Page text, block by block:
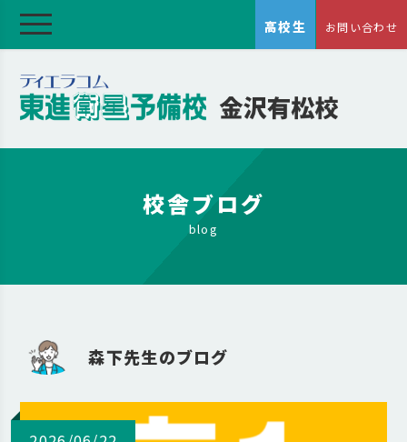
高校生 お問い合わせ
校舎ブログ
blog
森下先生のブログ